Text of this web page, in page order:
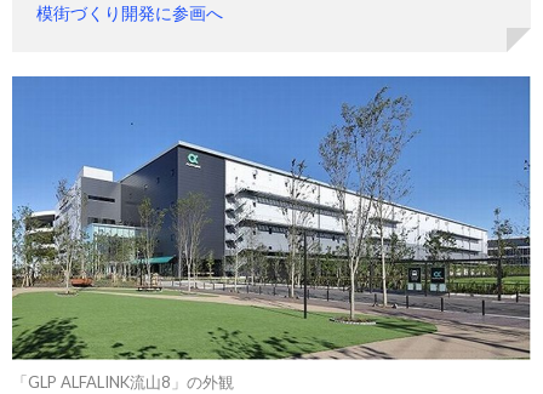
模街づくり開発に参画へ
「GLP ALFALINK流山8」の外観